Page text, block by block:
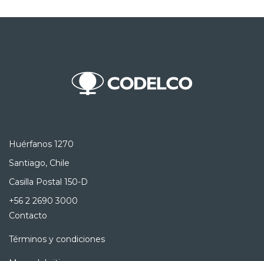
Huérfanos 1270
Santiago, Chile
Casilla Postal 150-D
+56 2 2690 3000
Contacto
Términos y condiciones